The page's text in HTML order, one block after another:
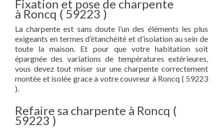
Fixation et pose de charpente
à Roncq ( 59223 )
La charpente est sans doute l’un des éléments les plus
exigeants en termes d’étanchéité et d’isolation au sein de
toute la maison. Et pour que votre habitation soit
épargnée des variations de températures extérieures,
vous devez tout miser sur une charpente correctement
montée et isolée grace à votre couvreur à Roncq ( 59223
).
Refaire sa charpente à Roncq (
59223 )